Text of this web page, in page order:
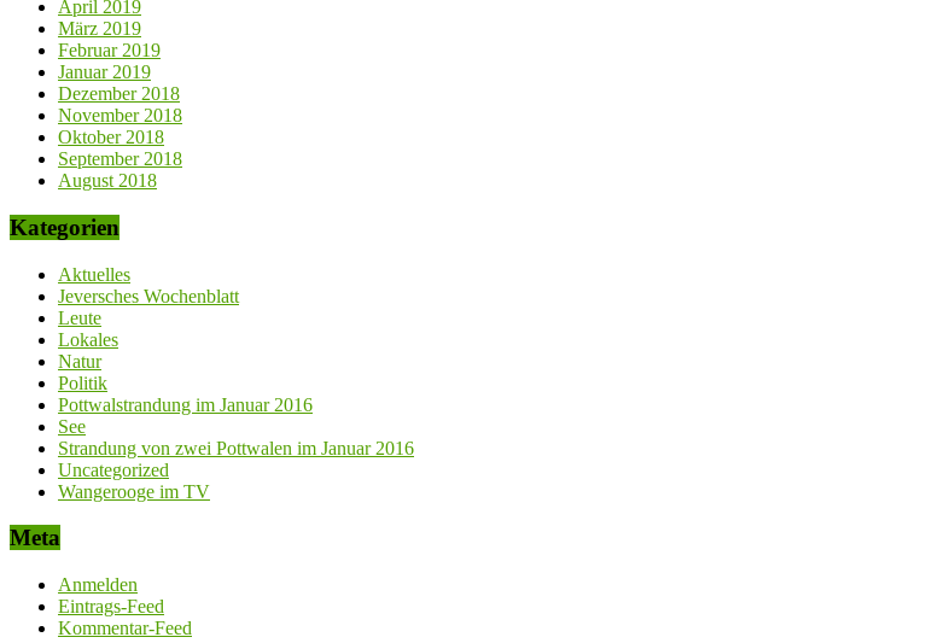
April 2019
März 2019
Februar 2019
Januar 2019
Dezember 2018
November 2018
Oktober 2018
September 2018
August 2018
Kategorien
Aktuelles
Jeversches Wochenblatt
Leute
Lokales
Natur
Politik
Pottwalstrandung im Januar 2016
See
Strandung von zwei Pottwalen im Januar 2016
Uncategorized
Wangerooge im TV
Meta
Anmelden
Eintrags-Feed
Kommentar-Feed